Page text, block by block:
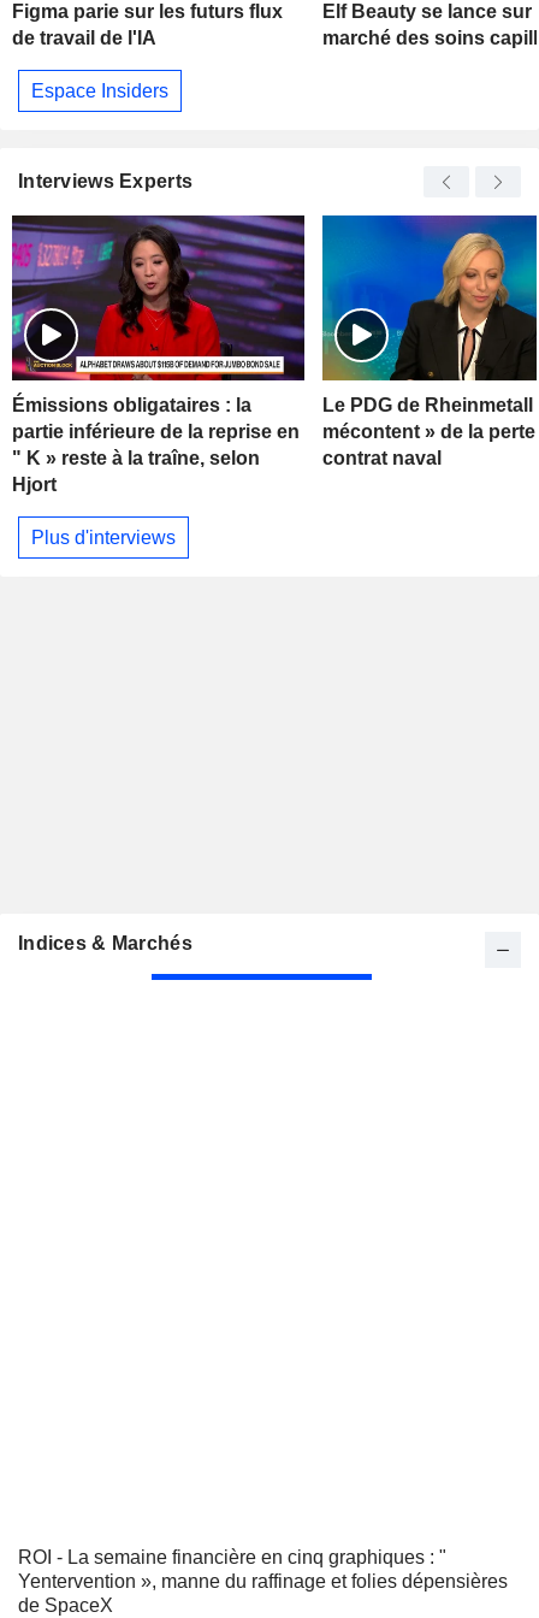
Figma parie sur les futurs flux
de travail de l'IA
Elf Beauty se lance sur
marché des soins
Espace Insiders
Interviews Experts
Émissions obligataires : la
partie inférieure de la reprise en
" K » reste à la traîne, selon
Hjort
Le PDG de
mécontent » de la
contrat naval
Plus d'interviews
Indices & Marchés
ROI - La semaine financière en cinq graphiques : "
Yentervention », manne du raffinage et folies dépensières
de SpaceX